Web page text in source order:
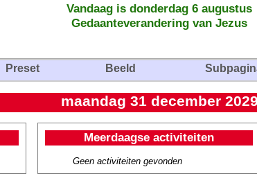
Vandaag is donderdag 6 augustus
Gedaanteverandering van Jezus
Preset Beeld
maandag 31 december 2029
Meerdaagse activiteiten
Geen activiteiten gevonden